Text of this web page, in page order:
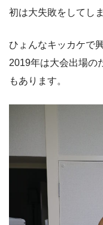
初は大失敗をしてし
ひょんなキッカケで
2019年は大会出場の
もあります。